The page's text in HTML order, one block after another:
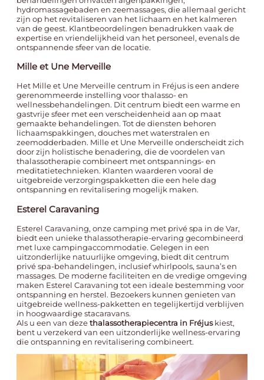
hydromassagebaden en zeemassages, die allemaal gericht
zijn op het revitaliseren van het lichaam en het kalmeren
van de geest. Klantbeoordelingen benadrukken vaak de
expertise en vriendelijkheid van het personeel, evenals de
ontspannende sfeer van de locatie.
Mille et Une Merveille
Het Mille et Une Merveillecentrum in Fréjus is een andere
gerenommeerde instelling voor thalasso- en
wellnessbehandelingen. Dit centrum biedt een warme en
gastvrije sfeer met een verscheidenheid aan op maat
gemaakte behandelingen. Tot de diensten behoren
lichaamspakkingen, douches met waterstralen en
zeemodderbaden. Mille et Une Merveille onderscheidt zich
door zijn holistische benadering, die de voordelen van
thalassotherapie combineert met ontspannings- en
meditatietechnieken. Klanten waarderen vooral de
uitgebreide verzorgingspakketten die een hele dag
ontspanning en revitalisering mogelijk maken.
Esterel Caravaning
Esterel Caravaning, onzecamping met privé spa in de Var,
biedt een unieke thalassotherapie-ervaring gecombineerd
met luxe campingaccommodatie. Gelegen in een
uitzonderlijke natuurlijke omgeving, biedt dit centrum
privé spa-behandelingen, inclusief whirlpools, sauna’s en
massages. De moderne faciliteiten en de vredige omgeving
maken Esterel Caravaning tot een ideale bestemming voor
ontspanning en herstel. Bezoekers kunnen genieten van
uitgebreide wellness-pakketten en tegelijkertijd verblijven
in hoogwaardige stacaravans.
Als u een van dezethalassotherapiecentra in Fréjuskiest,
bent u verzekerd van een uitzonderlijke wellness-ervaring
die ontspanning en revitalisering combineert.